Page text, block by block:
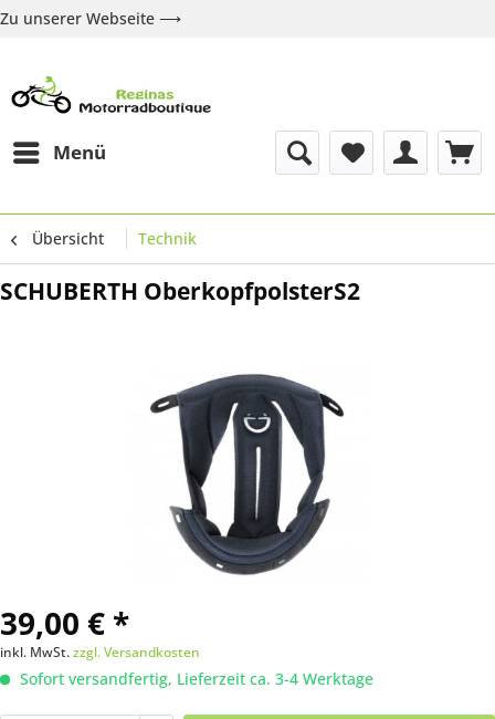
Zu unserer Webseite ⟶
Menü
Übersicht Technik
SCHUBERTH OberkopfpolsterS2
39,00 € *
inkl. MwSt.zzgl. Versandkosten
Sofort versandfertig, Lieferzeit ca. 3-4 Werktage